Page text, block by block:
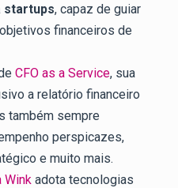
startups, capaz de guiar
financeiros de
CFO as a Service, sua
a relatório financeiro
também sempre
perspicazes,
e muito mais.
Wink adota tecnologias